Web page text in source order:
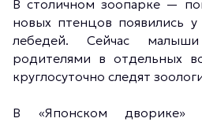
Все новости
В столичном зоопарке —
новых птенцов появились
лебедей. Сейчас
родителями в отдельных
круглосуточно следят
В «Японском дворике»